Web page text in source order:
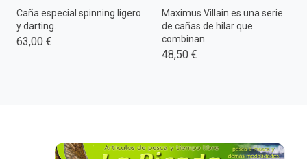
Caña especial spinning ligero
y darting.
63,00 €
Maximus Villain es una serie
de cañas de hilar que
combinan ...
48,50 €